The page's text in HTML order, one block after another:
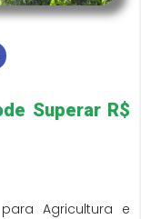
Superar R$
Agricultura e